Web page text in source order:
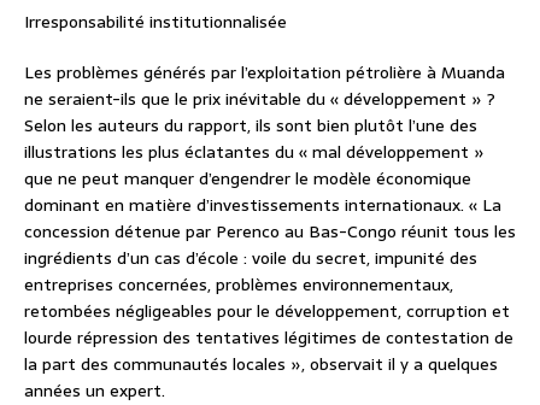
Irresponsabilité institutionnalisée
Les problèmes générés par l’exploitation pétrolière à Muanda
ne seraient-ils que le prix inévitable du « développement » ?
Selon les auteurs du rapport, ils sont bien plutôt l’une des
illustrations les plus éclatantes du « mal développement »
que ne peut manquer d’engendrer le modèle économique
dominant en matière d’investissements internationaux. « La
concession détenue par Perenco au Bas-Congo réunit tous les
ingrédients d’un cas d’école : voile du secret, impunité des
entreprises concernées, problèmes environnementaux,
retombées négligeables pour le développement, corruption et
lourde répression des tentatives légitimes de contestation de
la part des communautés locales », observait il y a quelques
années un expert.